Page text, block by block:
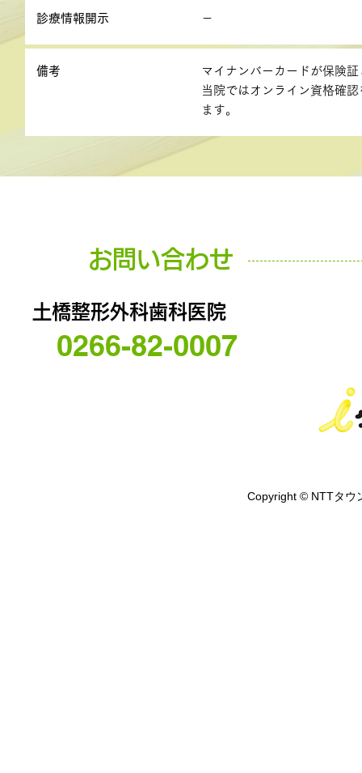
診療情報開示 －
備考
マイナンバーカードが保険
当院ではオンライン資格確
ます。
お問い合わせ
土橋整形外科歯科医院
0266-82-0007
Copyright © NTTタウ